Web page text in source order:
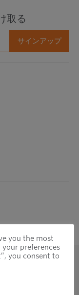
取る
you the most
preferences
you consent to